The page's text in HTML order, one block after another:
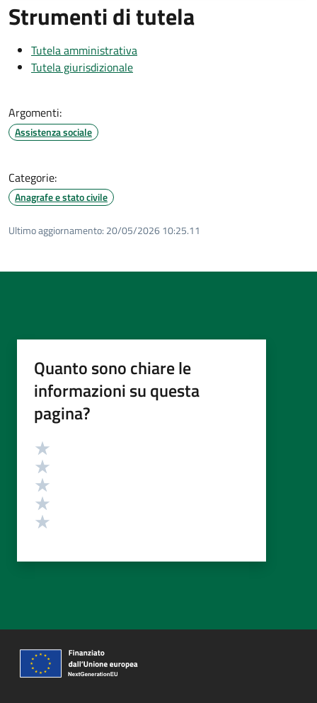
Strumenti di tutela
Tutela amministrativa
Tutela giurisdizionale
Argomenti:
Assistenza sociale
Categorie:
Anagrafe e stato civile
Ultimo aggiornamento: 20/05/2026 10:25.11
Quanto sono chiare le
informazioni su questa
pagina?
Valutazione